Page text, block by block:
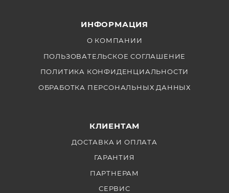
ИНФОРМАЦИЯ
О КОМПАНИИ
ПОЛЬЗОВАТЕЛЬСКОЕ СОГЛАШЕНИЕ
ПОЛИТИКА КОНФИДЕНЦИАЛЬНОСТИ
ОБРАБОТКА ПЕРСОНАЛЬНЫХ ДАННЫХ
КЛИЕНТАМ
ДОСТАВКА И ОПЛАТА
ГАРАНТИЯ
ПАРТНЕРАМ
СЕРВИС